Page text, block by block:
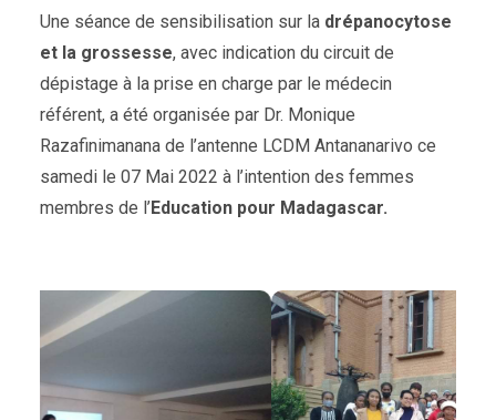
Une séance de sensibilisation sur la drépanocytose
et la grossesse, avec indication du circuit de
dépistage à la prise en charge par le médecin
référent, a été organisée par Dr. Monique
Razafinimanana de l’antenne LCDM Antananarivo ce
samedi le 07 Mai 2022 à l’intention des femmes
membres de l’Education pour Madagascar.